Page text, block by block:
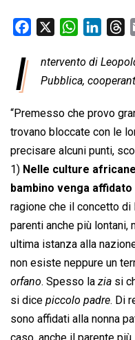
o
o
k
W
a
t
A
p
p
n
k
d
I
n
r
e
d
s
I
ntervento di
Pubblica,
“Premesso che provo
trovano bloccate con le
precisare alcuni punti,
1) Nelle culture africane
bambino venga
ragione che il concetto di
parenti anche più lontani,
ultima istanza alla
non esiste neppure un
orfano. Spesso la  zia  si
si dice  piccolo padre. Di
sono affidati alla nonna